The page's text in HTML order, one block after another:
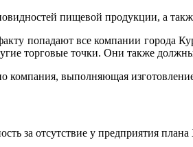
пищевой продукции, а
попадают все компании города
торговые точки. Они также
компания, выполняющая
за отсутствие у предприятия